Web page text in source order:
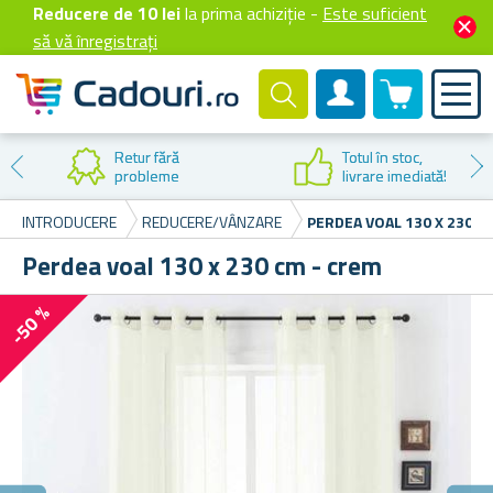
Reducere de 10 leila prima achiziție - Este suficient
să vă înregistrați
Cont client
0 produselor
Retur fără
probleme
Totul în stoc,
livrare imediată!
INTRODUCERE
REDUCERE/VÂNZARE PERDEA VOAL 130 X 230
Perdea voal 130 x 230 cm - crem
-50 %